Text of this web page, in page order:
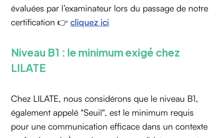
évaluées par l’examinateur lors du passage de notre
certification 👉cliquez ici
Niveau B1 : le minimum exigé chez
LILATE
Chez LILATE, nous considérons que le niveau B1,
également appelé "Seuil", est le minimum requis
pour une communication efficace dans un contexte